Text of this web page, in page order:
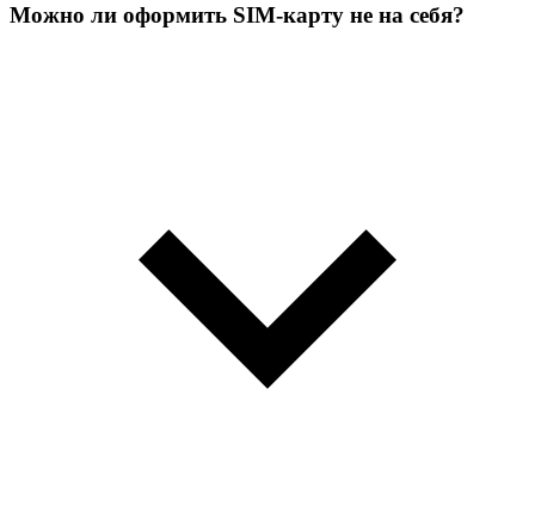
Можно ли оформить SIM-карту не на себя?